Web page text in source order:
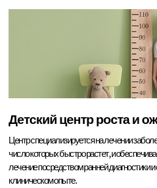
Детский центр роста и
Центр специализируется на лечении
число которых быстро растет, и
лечение посредством ранней диагностики
клиническом опыте.